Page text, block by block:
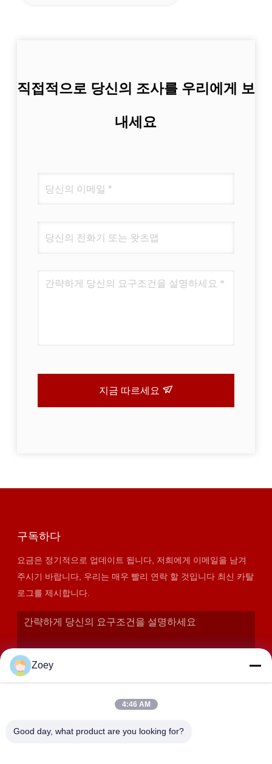
직접적으로 당신의 조사를 우리에게 보
내세요
지금 따르세요
구독하다
요금은 정기적으로 업데이트 됩니다, 저희에게 이메일을 남겨
주시기 바랍니다, 우리는 매우 빨리 연락 할 것입니다 최신 카탈
로그를 제시합니다.
Zoey
4:46 AM
Good day, what product are you looking for?